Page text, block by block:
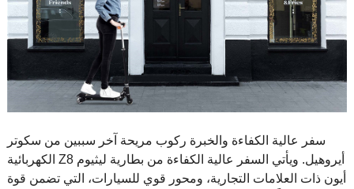
سفر عالية الكفاءة والخبرة ركوب مريحة آخر سببين من سكوتر
الكهربائية Z8 أيروهيل. ويأتي السفر عالية الكفاءة من بطارية ليثيوم
أيون ذات العلامات التجارية، ومحور قوي للسيارات، التي تضمن قوة